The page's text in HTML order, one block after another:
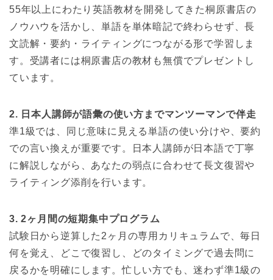
55年以上にわたり英語教材を開発してきた桐原書店の
ノウハウを活かし、単語を単体暗記で終わらせず、長
文読解・要約・ライティングにつながる形で学習しま
す。受講者には桐原書店の教材も無償でプレゼントし
ています。
2. 日本人講師が語彙の使い方までマンツーマンで伴走
準1級では、同じ意味に見える単語の使い分けや、要約
での言い換えが重要です。日本人講師が日本語で丁寧
に解説しながら、あなたの弱点に合わせて長文復習や
ライティング添削を行います。
3. 2ヶ月間の短期集中プログラム
試験日から逆算した2ヶ月の専用カリキュラムで、毎日
何を覚え、どこで復習し、どのタイミングで過去問に
戻るかを明確にします。忙しい方でも、迷わず準1級の